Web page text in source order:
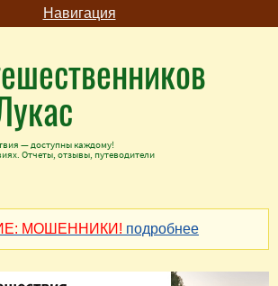
Навигация
— доступны каждому!
Отчеты, отзывы, путеводители
МОШЕННИКИ! подробнее